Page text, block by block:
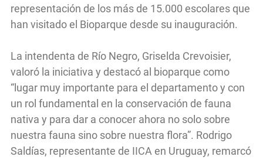
representación de los más de 15.000 escolares que
han visitado el Bioparque desde su inauguración.
La intendenta de Río Negro, Griselda Crevoisier,
valoró la iniciativa y destacó al bioparque como
“lugar muy importante para el departamento y con
un rol fundamental en la conservación de fauna
nativa y para dar a conocer ahora no solo sobre
nuestra fauna sino sobre nuestra flora”. Rodrigo
Saldías, representante de IICA en Uruguay, remarcó